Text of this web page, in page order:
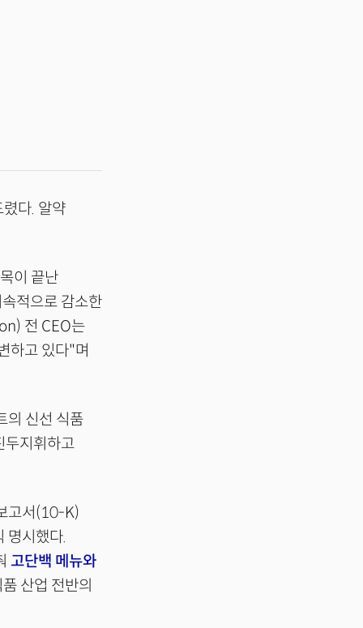
다. 알약
이 끝난
적으로 감소한
전 CEO는
하고 있다"며
의 신선 식품
두지휘하고
고서(10-K)
명시했다.
고단백 메뉴와
산업 전반의